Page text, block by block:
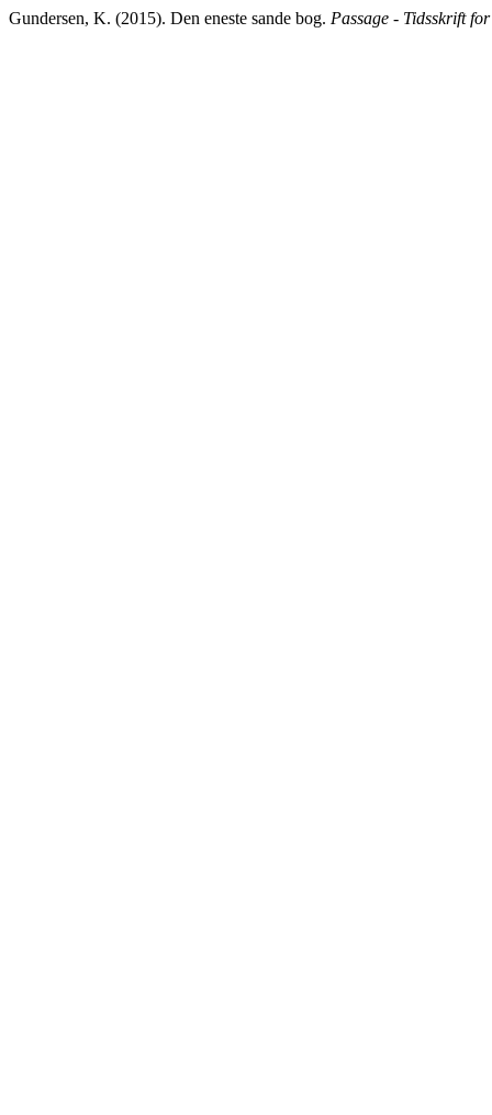
Gundersen, K. (2015). Den eneste sande bog. Passage - Tidsskrift